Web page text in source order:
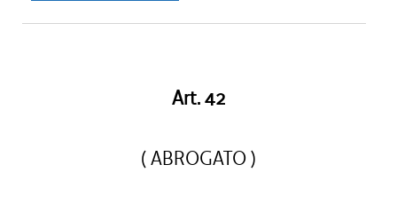
Art. 42
( ABROGATO )